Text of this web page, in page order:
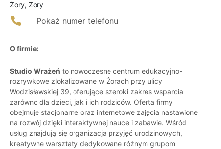
Żory, Zory
Pokaż numer telefonu
O firmie:
Studio Wrażeń to nowoczesne centrum edukacyjno-
rozrywkowe zlokalizowane w Żorach przy ulicy
Wodzisławskiej 39, oferujące szeroki zakres wsparcia
zarówno dla dzieci, jak i ich rodziców. Oferta firmy
obejmuje stacjonarne oraz internetowe zajęcia nastawione
na rozwój dzięki interaktywnej nauce i zabawie. Wśród
usług znajdują się organizacja przyjęć urodzinowych,
kreatywne warsztaty dedykowane różnym grupom